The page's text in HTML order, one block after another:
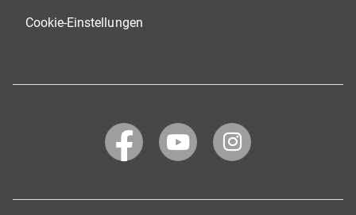
Cookie-Einstellungen
WERTGARANTIE
bei
WERTGARANTIE
bei
WERTGARANTIE
bei